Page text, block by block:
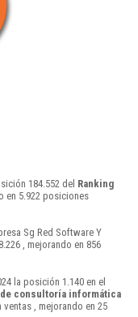
184.552 del Ranking
en 5.922 posiciones
Sg Red Software Y
, mejorando en 856
la posición 1.140 en el
consultoría informática
ventas , mejorando en 25